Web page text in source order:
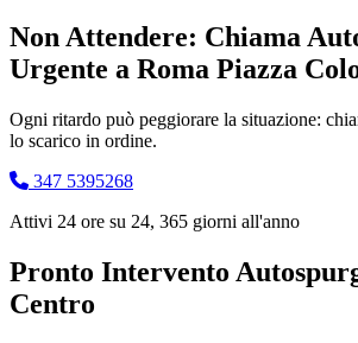
Non Attendere: Chiama
Urgente a Roma Piazza
Ogni ritardo può peggiorare la situazione:
lo scarico in ordine.
347 5395268
Attivi 24 ore su 24, 365 giorni all'anno
Pronto Intervento
Centro